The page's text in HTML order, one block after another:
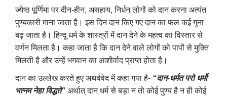
ज्‍येष्‍ठ पूर्णिमा पर दीन-हीन, असहाय, निर्धन लोगों को दान करना अत्यंत
पुण्यकारी माना जाता है। इस दिन दान किए गए दान का फल कई गुना
बढ़ जाता है। हिन्दू धर्म के शास्त्रों में दान देने के महत्व का विस्तार से
वर्णन मिलता है। कहा जाता है कि दान देने वाले लोगों को पापों से मुक्ति
मिलती है और उन्हें भगवान का आशीर्वाद प्राप्त होता है।
दान का उल्लेख करते हुए अथर्ववेद में कहा गया है- “दान-धर्मत परो धर्मो
भत्नम नेहा विद्धते” अर्थात् दान धर्म से बड़ा न तो कोई पुण्य है न ही कोई